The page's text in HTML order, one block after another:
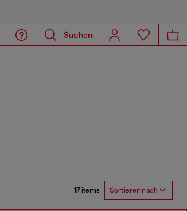
Suchen
17 items Sortieren nach